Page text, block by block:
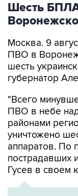
Шесть
Москва. 9
ПВО в
шесть
губернатор
"Всего
ПВО в небе
районами
уничтожено
аппаратов. По
пострадавших
Гусев в своем